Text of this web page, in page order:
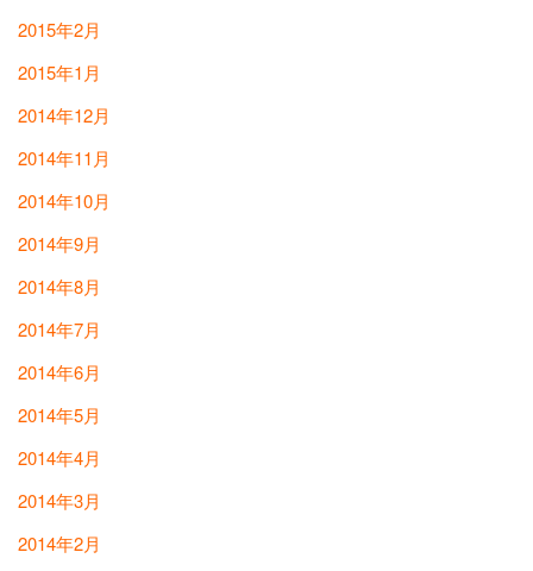
2015年2月
2015年1月
2014年12月
2014年11月
2014年10月
2014年9月
2014年8月
2014年7月
2014年6月
2014年5月
2014年4月
2014年3月
2014年2月